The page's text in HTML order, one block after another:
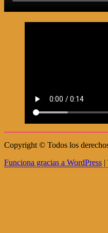
Copyright © Todos los
Funciona gracias a WordPress |